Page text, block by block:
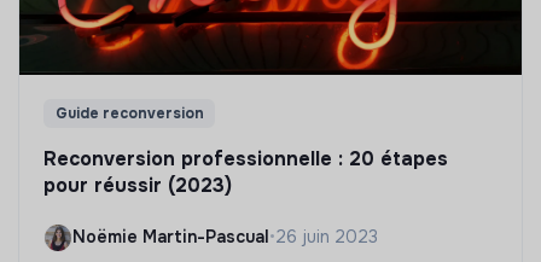
Guide reconversion
Reconversion professionnelle : 20 étapes
pour réussir (2023)
Noëmie Martin-Pascual •26 juin 2023